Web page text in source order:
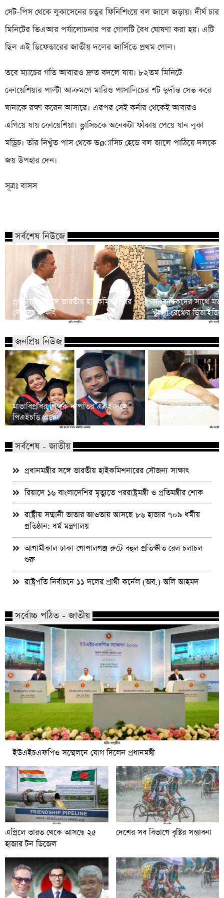
সেট-পিস থেকে লুকাসেনের চতুর ফিনিশিংয়ে বল জালে জড়ায়। দীর্ঘ চার
মিনিটের ভিএআর পর্যালোচনার পর গোলটি বৈধ ঘোষণা করা হয়। এটি
ছিল এই ডিফেন্ডারের জাতীয় দলের জার্সিতে প্রথম গোল।
তবে ম্যাচের গতি আবারও দ্রুত বদলে যায়। ৮২তম মিনিটে
ক্রোয়েশিয়ার পাল্টা আক্রমণে মারিও পাসালিচের শট দুর্দান্ত সেভ করে
ঘানাকে রক্ষা করেন আসারে। এরপর সেই কর্নার থেকেই আবারও
এগিয়ে যায় ক্রোয়েশিয়া। ভ্লাসিচকে অনেকটা ফাঁকায় পেয়ে যান লুকা
মড্রিচ। তাঁর নিখুঁত পাস থেকে ভøাসিচ হেডে বল জালে পাঠিয়ে দলকে
জয় উপহার দেন।
সূত্রঃ বাসস
সর্বশেষ নিউজে
প্রধানমন্ত্রীর সঙ্গে ভারতীয় হাইকমিশনারের
সৌজন্য সাক্ষাৎ
সাংবাদিকদের সাথে
খুলনা রেঞ্জের ডিআইজি
জনপ্রিয় নিউজ
মাভাবিপ্রবির শিক্ষক দম্পতির একই সঙ্গে
পিএইচডি অর্জন
কোন পেশার মানুষরা
জড়ান?
সর্বশেষ - জাতীয়
প্রধানমন্ত্রীর সঙ্গে ভারতীয় হাইকমিশনারের সৌজন্য সাক্ষাৎ
রিয়াদে ১৬ বাংলাদেশির মৃত্যুতে পররাষ্ট্রমন্ত্রী ও প্রতিমন্ত্রীর শোক
রাষ্ট্রীয় সম্মানী ভাতার আওতায় আসছে ৮৬ হাজার ৭০৯ ধর্মীয়
প্রতিষ্ঠান: ধর্ম মন্ত্রণালয়
আগামীকাল ঢাকা-গোপালগঞ্জ রুটে বহুল প্রতিক্ষীত রেল চলাচল
শুরু
রাষ্ট্রপতি নির্বাচনে ১১ দলের প্রার্থী কর্নেল (অব.) অলি আহমদ
সর্বোচ্চ পঠিত - জাতীয়
ইউএইচএফপিও সম্মেলনে যোগ দিলেন প্রধানমন্ত্রী
এপ্রিলে ভারত থেকে আসছে ২৫
হাজার টন ডিজেল
দেশের সব বিভাগে বৃষ্টির সম্ভাবনা